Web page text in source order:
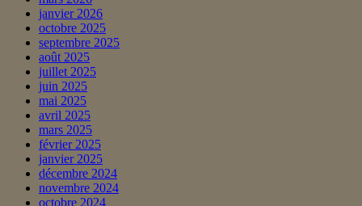
janvier 2026
octobre 2025
septembre 2025
août 2025
juillet 2025
juin 2025
mai 2025
avril 2025
mars 2025
février 2025
janvier 2025
décembre 2024
novembre 2024
octobre 2024